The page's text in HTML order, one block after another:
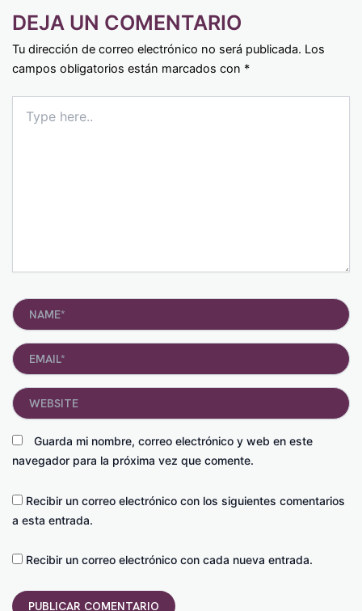
DEJA UN COMENTARIO
Tu dirección de correo electrónico no será publicada. Los
campos obligatorios están marcados con *
here..
Name*
Email*
Guarda mi nombre, correo electrónico y web en este
navegador para la próxima vez que comente.
Website
Recibir un correo electrónico con los siguientes comentarios
a esta entrada.
Recibir un correo electrónico con cada nueva entrada.